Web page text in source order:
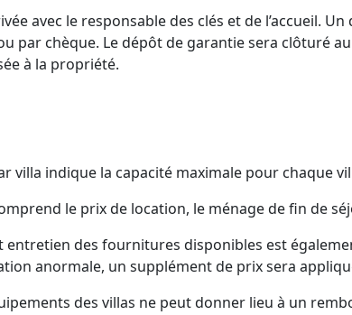
avec le responsable des clés et de l’accueil.
par chèque. Le dépôt de garantie sera clôturé
à la propriété.
villa indique la capacité maximale pour chaque
le prix de location, le ménage de fin de
entretien des fournitures disponibles est
anormale, un supplément de prix sera
des villas ne peut donner lieu à un